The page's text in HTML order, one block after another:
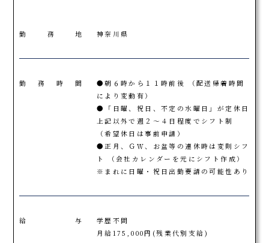
勤務地 神奈川県
勤務時間
●朝６時から１１時前後 （配送帰着時間
により変動有）
●「日曜、祝日、不定の水曜日」が定休日
上記以外で週２～４日程度でシフト制
（希望休日は事前申請）
●正月、ＧＷ、お盆等の連休時は変則シフ
ト （会社カレンダーを元にシフト作成）
※まれに日曜・祝日出勤要請の可能性あり
給与
学歴不問
月給175,000円(残業代別支給)